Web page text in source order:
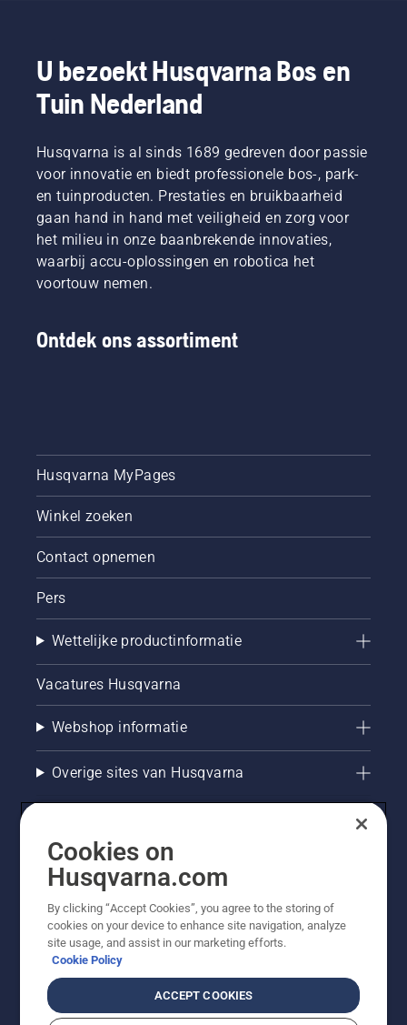
U bezoekt Husqvarna Bos en
Tuin Nederland
Husqvarna is al sinds 1689 gedreven door passie
voor innovatie en biedt professionele bos-, park-
en tuinproducten. Prestaties en bruikbaarheid
gaan hand in hand met veiligheid en zorg voor
het milieu in onze baanbrekende innovaties,
waarbij accu-oplossingen en robotica het
voortouw nemen.
Ontdek ons assortiment
Husqvarna MyPages
Winkel zoeken
Contact opnemen
Pers
Wettelijke productinformatie
Vacatures Husqvarna
Webshop informatie
Overige sites van Husqvarna
© Husqvarna AB (publ). Alle rechten voorbehouden. De
getoonde prijzen zijn consumentenadviesprijzen. Alle
vermelde prijzen zijn adviesverkoopprijzen (incl. BTW),
tenzij het product beschikbaar is voor directe aankoop.
Cookies on
Husqvarna.com
By clicking “Accept Cookies”, you agree to the storing of
cookies on your device to enhance site navigation, analyze
site usage, and assist in our marketing efforts.
Cookie Policy
ACCEPT COOKIES